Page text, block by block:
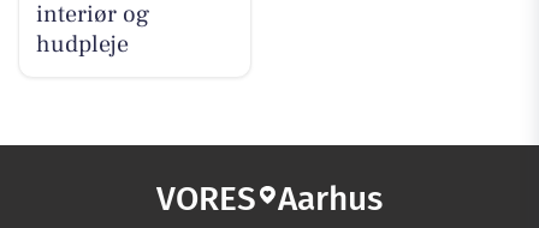
interiør og
hudpleje
VORES Aarhus